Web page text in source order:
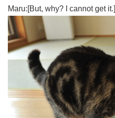
Maru:[But, why? I cannot get it.]